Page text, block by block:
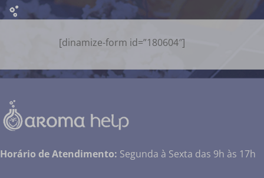
[dinamize-form id=”180604″]
Horário de Atendimento: Segunda à Sexta das 9h às 17h